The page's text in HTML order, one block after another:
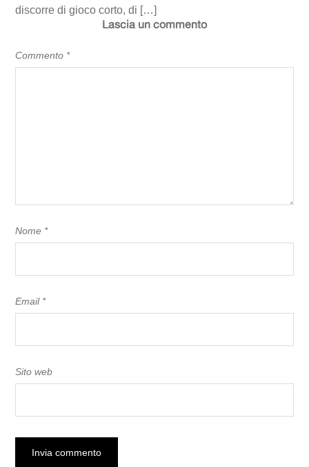
discorre di gioco corto, di […]
Lascia un commento
Commento *
Nome *
Email *
Sito web